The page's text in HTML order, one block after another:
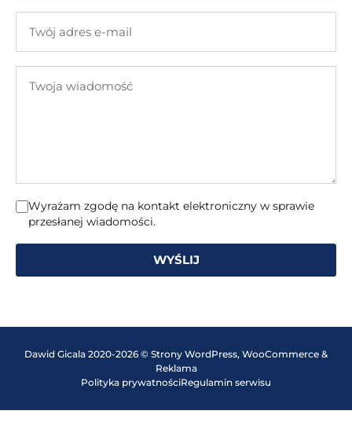
adres
mail
wiadomość
Wyrażam zgodę na kontakt elektroniczny w sprawie
przesłanej wiadomości.
WYŚLIJ
Dawid Gicala 2020-2026 © Strony WordPress, WooCommerce &
Reklama
Polityka prywatnościRegulamin serwisu